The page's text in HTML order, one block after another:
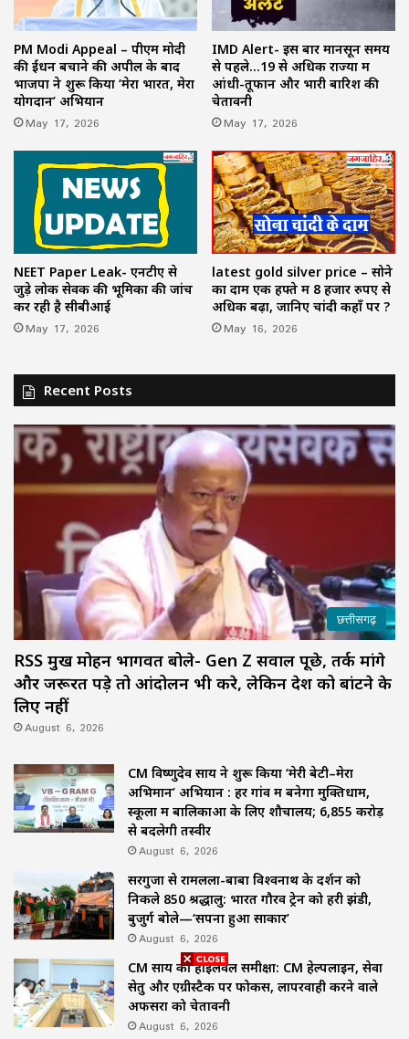
PM Modi Appeal – पीएम मोदी
की ईंधन बचाने की अपील के बाद
भाजपा ने शुरू किया ‘मेरा भारत, मेरा
योगदान’ अभियान
May 17, 2026
IMD Alert- इस बार मानसून समय
से पहले…19 से अधिक राज्यों में
आंधी-तूफान और भारी बारिश की
चेतावनी
May 17, 2026
NEET Paper Leak- एनटीए से
जुड़े लोक सेवक की भूमिका की जांच
कर रही है सीबीआई
May 17, 2026
latest gold silver price – सोने
का दाम एक हफ्ते में 8 हजार रुपए से
अधिक बढ़ा, जानिए चांदी कहाँ पर ?
May 16, 2026
Recent Posts
छत्तीसगढ़
RSS प्रमुख मोहन भागवत बोले- Gen Z सवाल पूछे, तर्क मांगे
और जरूरत पड़े तो आंदोलन भी करे, लेकिन देश को बांटने के
लिए नहीं
August 6, 2026
CM विष्णुदेव साय ने शुरू किया ‘मेरी बेटी–मेरा
अभिमान’ अभियान : हर गांव में बनेगा मुक्तिधाम,
स्कूलों में बालिकाओं के लिए शौचालय; 6,855 करोड़
से बदलेगी तस्वीर
August 6, 2026
सरगुजा से रामलला-बाबा विश्वनाथ के दर्शन को
निकले 850 श्रद्धालु: भारत गौरव ट्रेन को हरी झंडी,
बुजुर्ग बोले—‘सपना हुआ साकार’
August 6, 2026
CM साय की हाईलेवल समीक्षा: CM हेल्पलाइन, सेवा
सेतु और एग्रीस्टैक पर फोकस, लापरवाही करने वाले
अफसरों को चेतावनी
August 6, 2026